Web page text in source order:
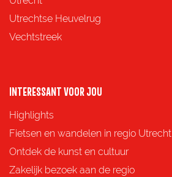
i
n
p
F
a
c
i
n
p
i
p
-
m
h
a
Utrechtse Heuvelrug
Vechtstreek
INTERESSANT VOOR JOU
Highlights
Fietsen en wandelen in regio Utrecht
Ontdek de kunst en cultuur
Zakelijk bezoek aan de regio